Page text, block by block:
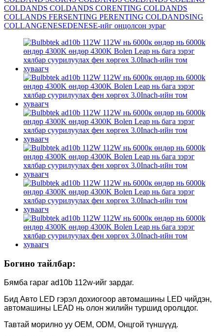
Богино тайлбар:
Бямба гараг ad10b 112w-ийг зардаг.
Бид Авто LED гэрэл дохиогоор автомашины LED чийдэн,
автомашины LEAD нь олон жилийн туршид оролцдог.
Тавтай морилно уу OEM, ODM, Онцгой түншүүд.